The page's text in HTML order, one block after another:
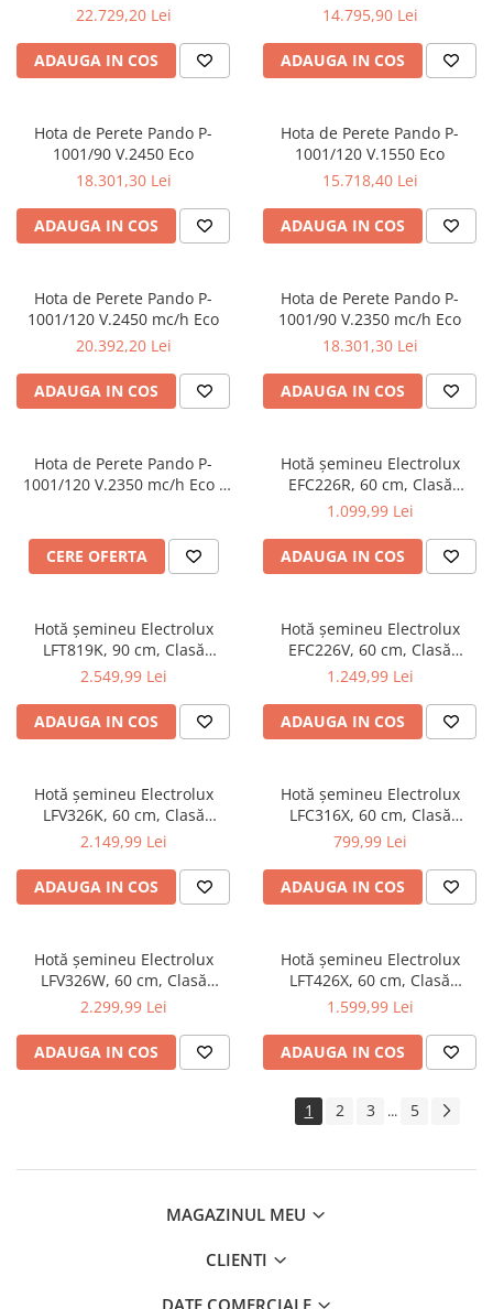
22.729,20 Lei
ADAUGA IN COS
14.795,90 Lei
ADAUGA IN COS
Hota de Perete Pando P-
1001/90 V.2450 Eco
18.301,30 Lei
ADAUGA IN COS
Hota de Perete Pando P-
1001/120 V.1550 Eco
15.718,40 Lei
ADAUGA IN COS
Hota de Perete Pando P-
1001/120 V.2450 mc/h Eco
20.392,20 Lei
ADAUGA IN COS
Hota de Perete Pando P-
1001/90 V.2350 mc/h Eco
18.301,30 Lei
ADAUGA IN COS
Hota de Perete Pando P-
1001/120 V.2350 mc/h Eco -
CERE OFERTA
Hotă șemineu Electrolux
EFC226R, 60 cm, Clasă
energetică D, 420 m³/h, 3
1.099,99 Lei
ADAUGA IN COS
Hotă șemineu Electrolux
LFT819K, 90 cm, Clasă
energetică A, 730 m³/h, 3
Hob2Hood, Bandă LED, Negru
2.549,99 Lei
ADAUGA IN COS
Hotă șemineu Electrolux
EFC226V, 60 cm, Clasă
energetică D, 420 m³/h, 3
1.249,99 Lei
ADAUGA IN COS
Hotă șemineu Electrolux
LFV326K, 60 cm, Clasă
energetică C, 600 m³/h, 3
2.149,99 Lei
ADAUGA IN COS
Hotă șemineu Electrolux
LFC316X, 60 cm, Clasă
energetică D, 420 m³/h, 3
799,99 Lei
ADAUGA IN COS
Hotă șemineu Electrolux
LFV326W, 60 cm, Clasă
energetică C, 600 m³/h, 3
2.299,99 Lei
ADAUGA IN COS
Hotă șemineu Electrolux
LFT426X, 60 cm, Clasă
energetică C, 600 m³/h, 3
1.599,99 Lei
ADAUGA IN COS
1 2 3 ... 5
MAGAZINUL MEU
CLIENTI
DATE COMERCIALE